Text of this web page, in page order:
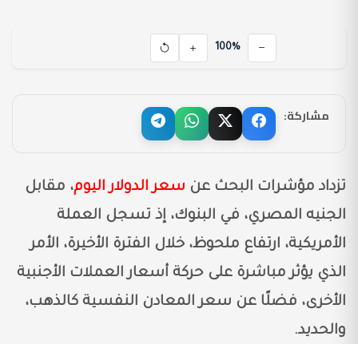
100%
مشاركة:
تزداد مؤشرات البحث عن سعر الدولار اليوم، مقابل
الجنيه المصري، في البنوك، إذ تسجل العملة
الأمريكية، ارتفاع ملحوظ، خلال الفترة الأخيرة، الأمر
الذي يؤثر مباشرة على حركة أسعار العملات الأجنبية
الأخرى، فضلًا عن سعر المعادن النفسية كالذهب،
والحديد.